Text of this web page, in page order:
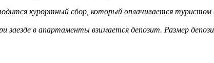
курортный сбор, который оплачивается туристом
в апартаменты взимается депозит. Размер